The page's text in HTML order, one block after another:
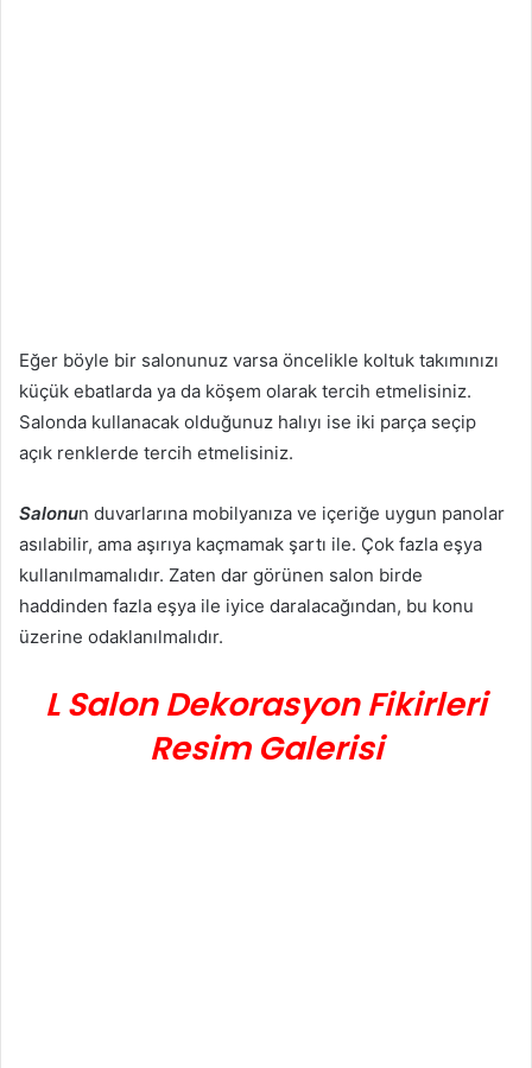
Eğer böyle bir salonunuz varsa öncelikle koltuk takımınızı
küçük ebatlarda ya da köşem olarak tercih etmelisiniz.
Salonda kullanacak olduğunuz halıyı ise iki parça seçip
açık renklerde tercih etmelisiniz.
Salonun duvarlarına mobilyanıza ve içeriğe uygun panolar
asılabilir, ama aşırıya kaçmamak şartı ile. Çok fazla eşya
kullanılmamalıdır. Zaten dar görünen salon birde
haddinden fazla eşya ile iyice daralacağından, bu konu
üzerine odaklanılmalıdır.
L Salon Dekorasyon Fikirleri
Resim Galerisi